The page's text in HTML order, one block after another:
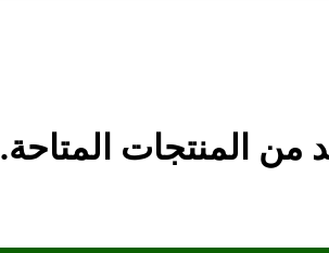
المنتجات المتاحة.